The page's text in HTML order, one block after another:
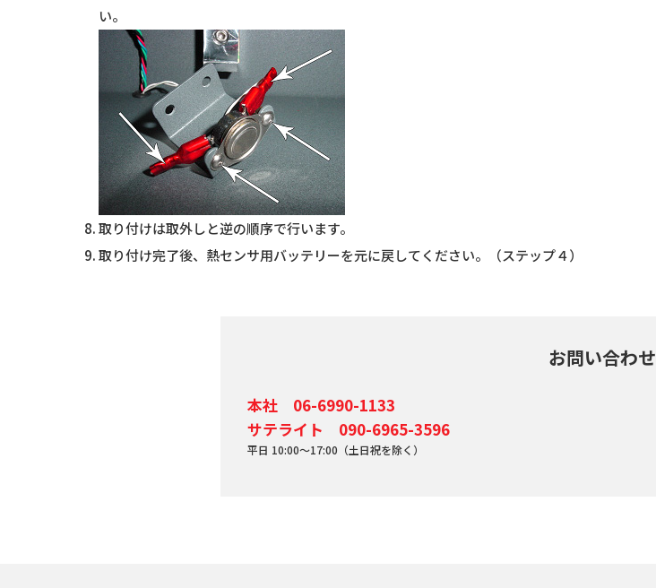
い。
取り付けは取外しと逆の順序で行います。
取り付け完了後、熱センサ用バッテリーを元に戻してください。（ステップ４）
お問い合わせ
本社 06-6990-1133
サテライト 090-6965-3596
平日 10:00～17:00（土日祝を除く）